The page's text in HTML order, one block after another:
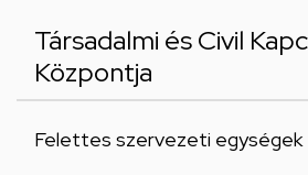
Társadalmi és Civil
Központja
Felettes szervezeti egységek